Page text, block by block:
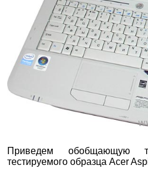
Приведем обобщающую
тестируемого образца Acer